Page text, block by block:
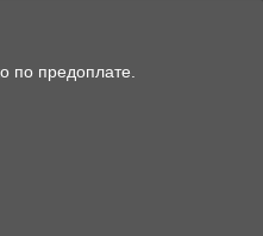
по предоплате.